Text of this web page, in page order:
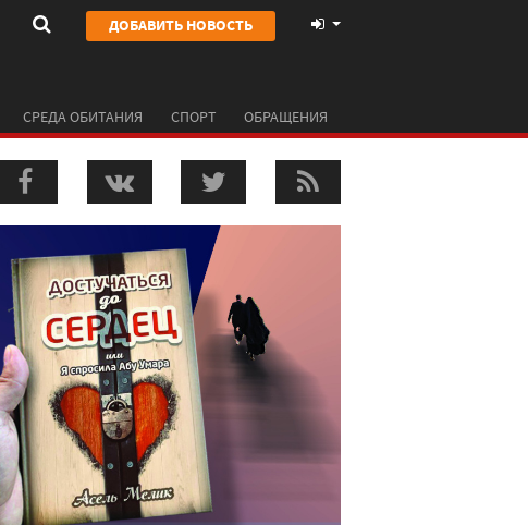
ДОБАВИТЬ НОВОСТЬ
СРЕДА ОБИТАНИЯ СПОРТ ОБРАЩЕНИЯ